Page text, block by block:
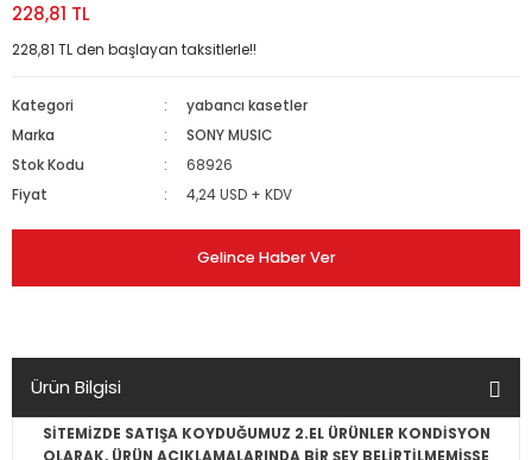
228,81 TL
228,81 TL den başlayan taksitlerle!!
Kategori
yabancı kasetler
Marka
SONY MUSIC
Stok Kodu
68926
Fiyat
4,24 USD + KDV
Gelince Haber Ver
Ürün Bilgisi
SİTEMİZDE SATIŞA KOYDUĞUMUZ 2.EL ÜRÜNLER KONDİSYON